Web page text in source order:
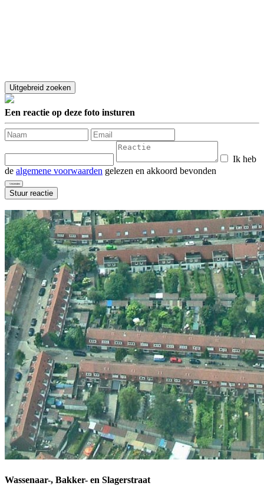
Een reactie op deze foto insturen
Ik heb
de algemene voorwaarden gelezen en akkoord bevonden
Wassenaar-, Bakker- en Slagerstraat